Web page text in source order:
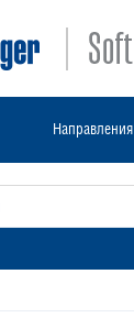
Направления